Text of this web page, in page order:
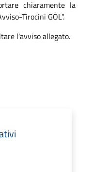
chiaramente la
Tirocini GOL”.
l'avviso allegato.